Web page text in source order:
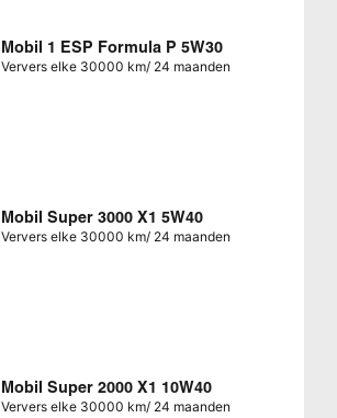
Mobil 1 ESP Formula P 5W30
Ververs elke 30000 km/ 24 maanden
Mobil Super 3000 X1 5W40
Ververs elke 30000 km/ 24 maanden
Mobil Super 2000 X1 10W40
Ververs elke 30000 km/ 24 maanden